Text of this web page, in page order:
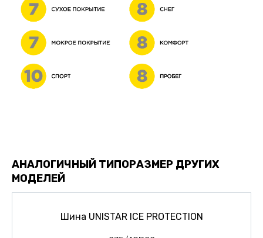
АНАЛОГИЧНЫЙ ТИПОРАЗМЕР ДРУГИХ
МОДЕЛЕЙ
Шина UNISTAR ICE PROTECTION